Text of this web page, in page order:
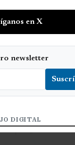
en X
newsletter
DIGITAL